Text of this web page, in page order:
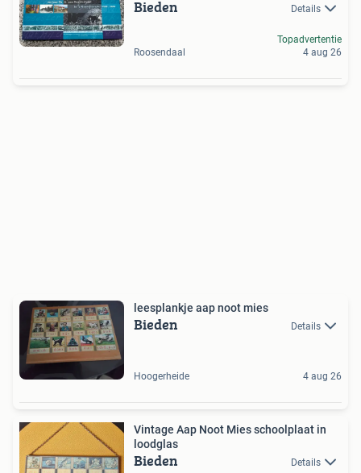
Bieden Details
Roosendaal
Topadvertentie
4 aug 26
leesplankje aap noot mies
Bieden Details
Hoogerheide 4 aug 26
Vintage Aap Noot Mies schoolplaat in
loodglas
Bieden Details